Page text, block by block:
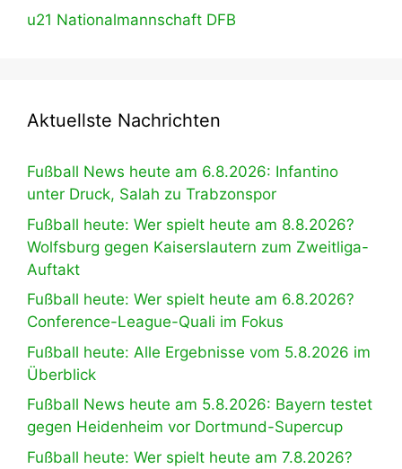
u21 Nationalmannschaft DFB
Aktuellste Nachrichten
Fußball News heute am 6.8.2026: Infantino
unter Druck, Salah zu Trabzonspor
Fußball heute: Wer spielt heute am 8.8.2026?
Wolfsburg gegen Kaiserslautern zum Zweitliga-
Auftakt
Fußball heute: Wer spielt heute am 6.8.2026?
Conference-League-Quali im Fokus
Fußball heute: Alle Ergebnisse vom 5.8.2026 im
Überblick
Fußball News heute am 5.8.2026: Bayern testet
gegen Heidenheim vor Dortmund-Supercup
Fußball heute: Wer spielt heute am 7.8.2026?